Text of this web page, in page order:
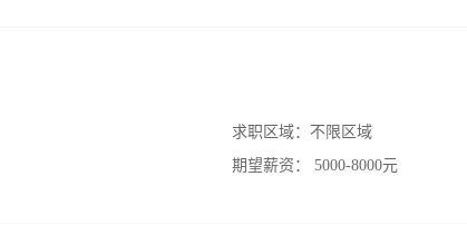
求职区域： 不限区域
期望薪资：
5000-8000元